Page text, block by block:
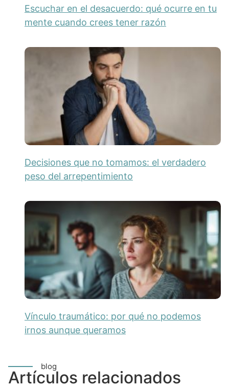
Escuchar en el desacuerdo: qué ocurre en tu
mente cuando crees tener razón
Decisiones que no tomamos: el verdadero
peso del arrepentimiento
Vínculo traumático: por qué no podemos
irnos aunque queramos
blog
Artículos relacionados